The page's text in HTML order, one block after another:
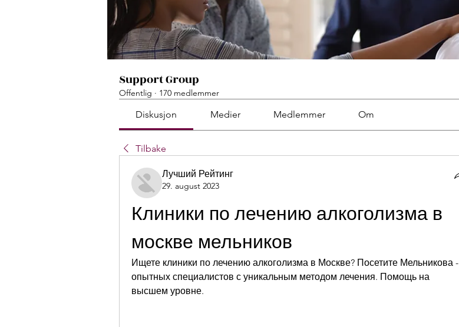
Support Group
Offentlig · 170 medlemmer
Diskusjon Medier Medlemmer Om
Tilbake
Лучший Рейтинг
29. august 2023
Клиники по лечению алкоголизма в
москве мельников
Ищете клиники по лечению алкоголизма в Москве? Посетите Мельникова -
опытных специалистов с уникальным методом лечения. Помощь на
высшем уровне.